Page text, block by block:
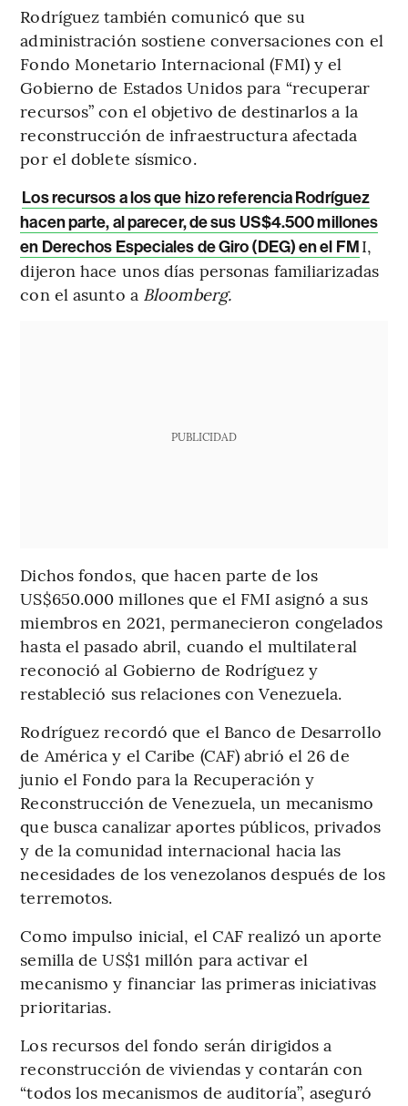
Rodríguez también comunicó que su
administración sostiene conversaciones con el
Fondo Monetario Internacional (FMI) y el
Gobierno de Estados Unidos para “recuperar
recursos” con el objetivo de destinarlos a la
reconstrucción de infraestructura afectada
por el doblete sísmico.
Los recursos a los que hizo referencia Rodríguez
hacen parte, al parecer, de sus US$4.500 millones
en Derechos Especiales de Giro (DEG) en el FMI,
dijeron hace unos días personas familiarizadas
con el asunto a Bloomberg.
PUBLICIDAD
Dichos fondos, que hacen parte de los
US$650.000 millones que el FMI asignó a sus
miembros en 2021, permanecieron congelados
hasta el pasado abril, cuando el multilateral
reconoció al Gobierno de Rodríguez y
restableció sus relaciones con Venezuela.
Rodríguez recordó que el Banco de Desarrollo
de América y el Caribe (CAF) abrió el 26 de
junio el Fondo para la Recuperación y
Reconstrucción de Venezuela, un mecanismo
que busca canalizar aportes públicos, privados
y de la comunidad internacional hacia las
necesidades de los venezolanos después de los
terremotos.
Como impulso inicial, el CAF realizó un aporte
semilla de US$1 millón para activar el
mecanismo y financiar las primeras iniciativas
prioritarias.
Los recursos del fondo serán dirigidos a
reconstrucción de viviendas y contarán con
“todos los mecanismos de auditoría”, aseguró